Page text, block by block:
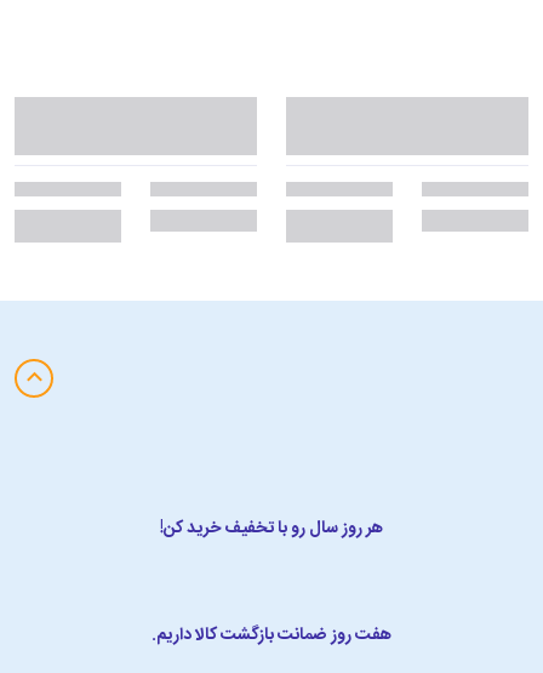
هر روز سال رو با تخفیف خرید کن!
هفت روز ضمانت بازگشت کالا داریم.